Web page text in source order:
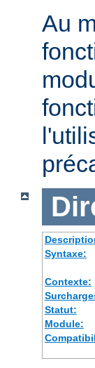
Au
Syntaxe:
Contexte:
Statut:
Module: